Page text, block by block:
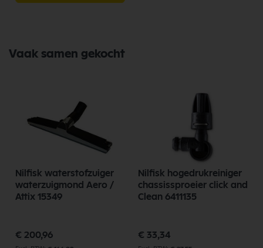
Vaak samen gekocht
Nilfisk waterstofzuiger
waterzuigmond Aero /
Attix 15349
€ 200,96
Nilfisk hogedrukreiniger
chassissproeier click and
Clean 6411135
€ 33,34